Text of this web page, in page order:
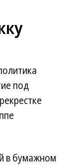
под
в бумажном